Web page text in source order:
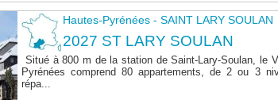
Hautes-Pyrénées - SAINT LARY SOULAN
2027 ST LARY SOULAN
Situé à 800 m de la station de Saint-Lary-Soulan, le
Pyrénées comprend 80 appartements, de 2 ou 3
répa...